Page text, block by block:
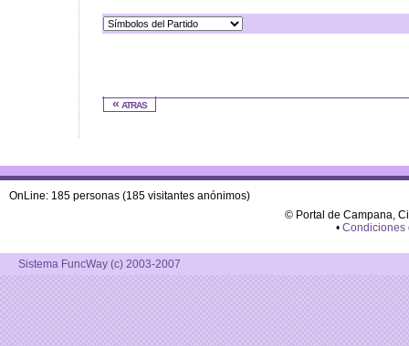
« atras
OnLine: 185 personas (185 visitantes anónimos)
© Portal de Campana,
• Condiciones
Sistema FuncWay (c) 2003-2007